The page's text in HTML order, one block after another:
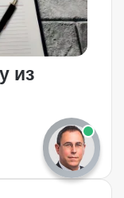
из